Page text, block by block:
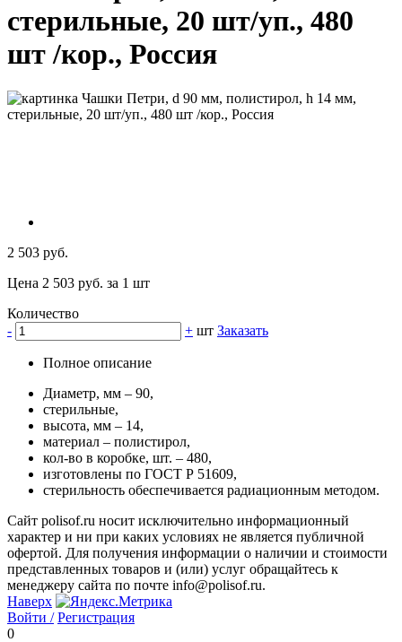
стерильные, 20 шт/уп., 480
шт /кор., Россия
2 503 руб.
Цена 2 503 руб. за 1 шт
Количество
-
+ шт Заказать
Полное описание
Диаметр, мм – 90,
стерильные,
высота, мм – 14,
материал – полистирол,
кол-во в коробке, шт. – 480,
изготовлены по ГОСТ Р 51609,
стерильность обеспечивается радиационным методом.
Сайт polisof.ru носит исключительно информационный
характер и ни при каких условиях не является публичной
офертой. Для получения информации о наличии и стоимости
представленных товаров и (или) услуг обращайтесь к
менеджеру сайта по почте info@polisof.ru.
Наверх
Войти / Регистрация
0